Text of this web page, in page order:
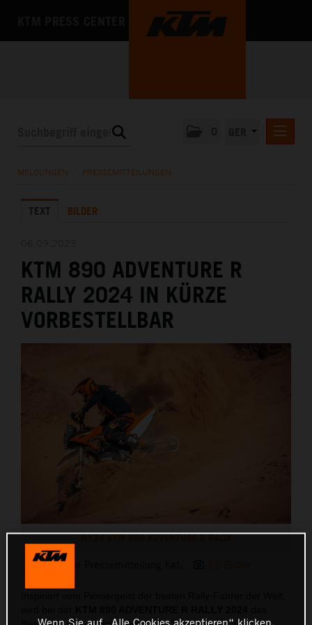
MEDIA
MELDUNGEN PRESSEMITTEILUNGEN
TEXT BILDER
KTM 890 ADVENTURE R
RALLY 2024 IN KÜRZE
VORBESTELLBAR
MY24 KTM 890 ADVENTURE R RALLY
Diese Pressemitteilung hat:
Wenn Sie auf „Alle Cookies akzeptieren“ klicken,